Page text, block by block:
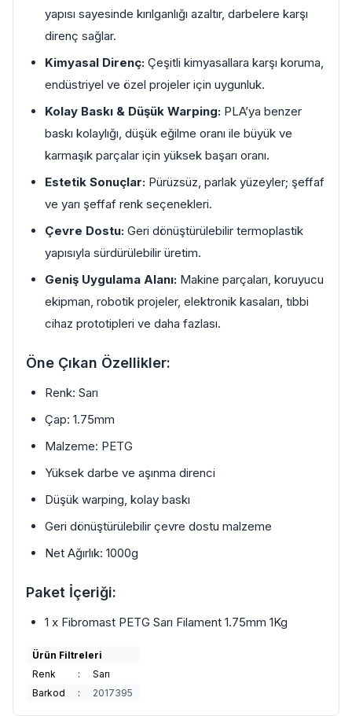
yapısı sayesinde kırılganlığı azaltır, darbelere karşı
direnç sağlar.
Kimyasal Direnç: Çeşitli kimyasallara karşı koruma,
endüstriyel ve özel projeler için uygunluk.
Kolay Baskı & Düşük Warping: PLA’ya benzer
baskı kolaylığı, düşük eğilme oranı ile büyük ve
karmaşık parçalar için yüksek başarı oranı.
Estetik Sonuçlar: Pürüzsüz, parlak yüzeyler; şeffaf
ve yarı şeffaf renk seçenekleri.
Çevre Dostu: Geri dönüştürülebilir termoplastik
yapısıyla sürdürülebilir üretim.
Geniş Uygulama Alanı: Makine parçaları, koruyucu
ekipman, robotik projeler, elektronik kasaları, tıbbi
cihaz prototipleri ve daha fazlası.
Öne Çıkan Özellikler:
Renk: Sarı
Çap: 1.75mm
Malzeme: PETG
Yüksek darbe ve aşınma direnci
Düşük warping, kolay baskı
Geri dönüştürülebilir çevre dostu malzeme
Net Ağırlık: 1000g
Paket İçeriği:
1 x Fibromast PETG Sarı Filament 1.75mm 1Kg
Ürün Filtreleri
Renk
:
Sarı
Barkod
: 2017395